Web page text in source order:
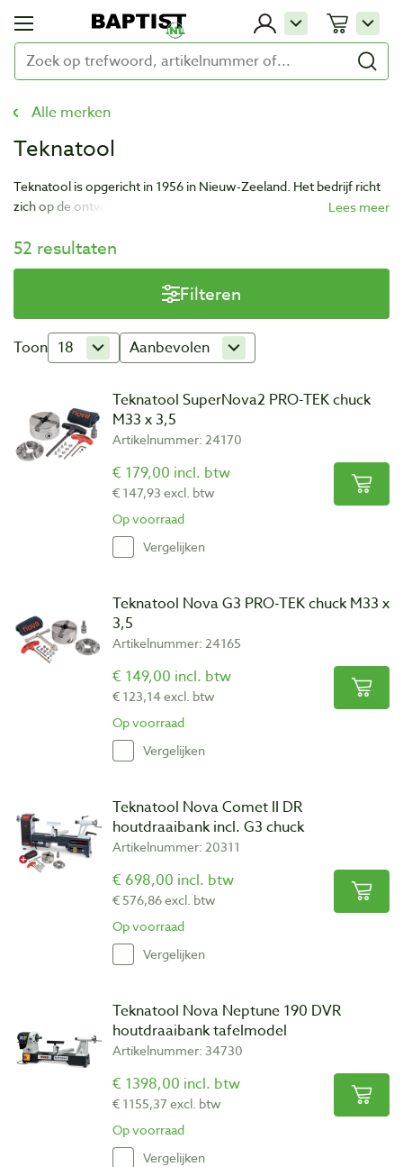
Alle merken
Teknatool
Teknatool is opgericht in 1956 in Nieuw-Zeeland. Het bedrijf richt
zich op de ontwikkeling en productie van houtdraai-
veel waarde te leveren tegen een gepaste prijs.
52 resultaten
Filteren
Toon 18 Aanbevolen
Teknatool SuperNova2 PRO-TEK chuck
M33 x 3,5
Artikelnummer: 24170
€ 179,00 incl. btw
€ 147,93 excl. btw
Op voorraad
Vergelijken
Teknatool Nova G3 PRO-TEK chuck M33 x
3,5
Artikelnummer: 24165
€ 149,00 incl. btw
€ 123,14 excl. btw
Op voorraad
Vergelijken
Teknatool Nova Comet II DR
houtdraaibank incl. G3 chuck
Artikelnummer: 20311
€ 698,00 incl. btw
€ 576,86 excl. btw
Op voorraad
Vergelijken
Teknatool Nova Neptune 190 DVR
houtdraaibank tafelmodel
Artikelnummer: 34730
€ 1398,00 incl. btw
€ 1155,37 excl. btw
Op voorraad
Vergelijken